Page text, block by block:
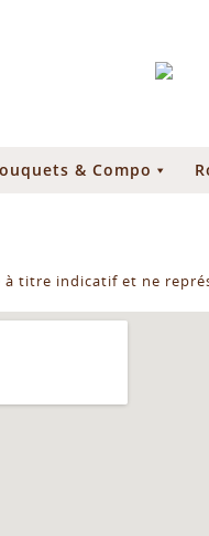
& Compo
titre indicatif et ne